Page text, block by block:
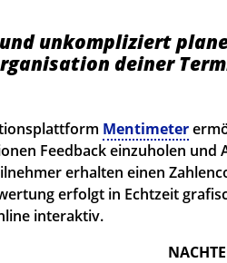
unkompliziert
deiner
Mentimeter
Feedback einzuholen
erhalten einen
erfolgt in Echtzeit
interaktiv.